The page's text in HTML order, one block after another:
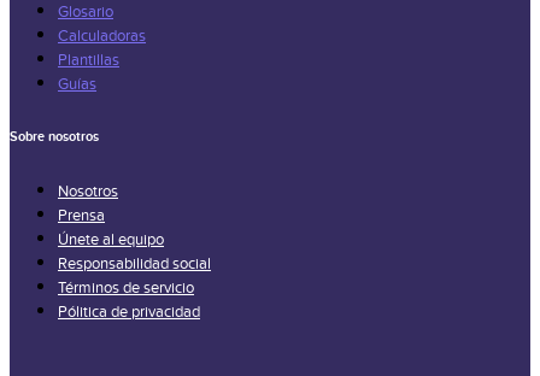
Glosario
Calculadoras
Plantillas
Guías
Sobre nosotros
Nosotros
Prensa
Únete al equipo
Responsabilidad social
Términos de servicio
Pólitica de privacidad